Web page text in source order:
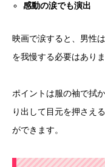
感動の涙でも演出
映画で涙すると、男性
を我慢する必要はありま
ポイントは服の袖で拭
り出して目元を押さえ
ができます。